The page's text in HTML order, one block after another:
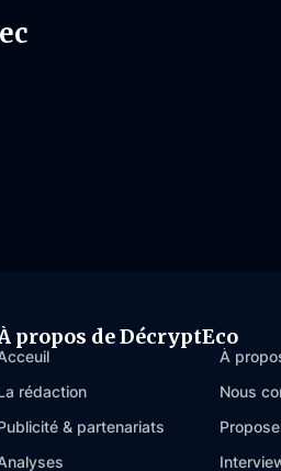
propos de DécryptEco
À
rédaction
Nous
& partenariats